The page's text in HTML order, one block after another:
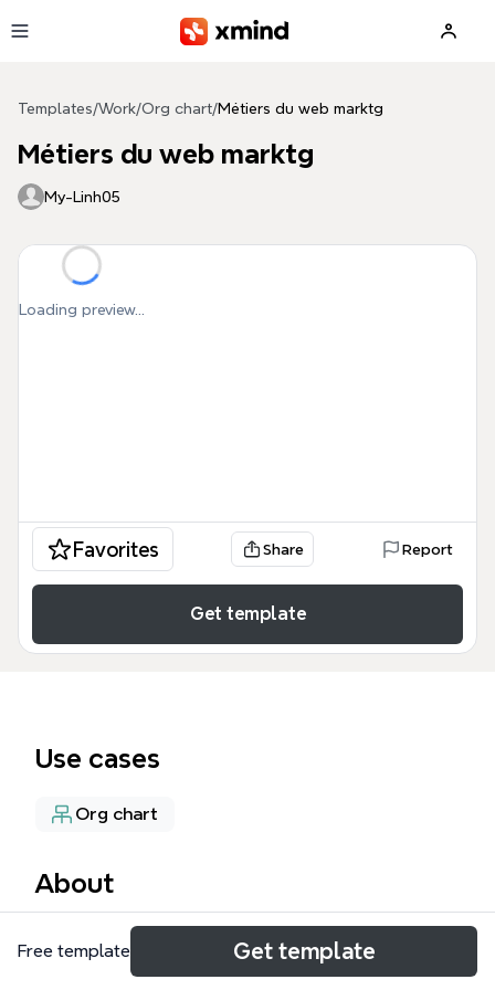
Templates/Work/Org chart/Métiers du web marktg
Métiers du web marktg
My-Linh05
Loading preview...
Favorites Share Report
Get template
Use cases
Org chart
About
La mind map « Métiers du web marktg » répertorie 8
rôles clés du marketing digital, de Community
Free template Get template